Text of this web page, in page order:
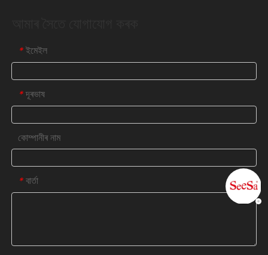
* ইমেইল
* দূৰভাষ
কোম্পানীৰ নাম
* বাৰ্তা